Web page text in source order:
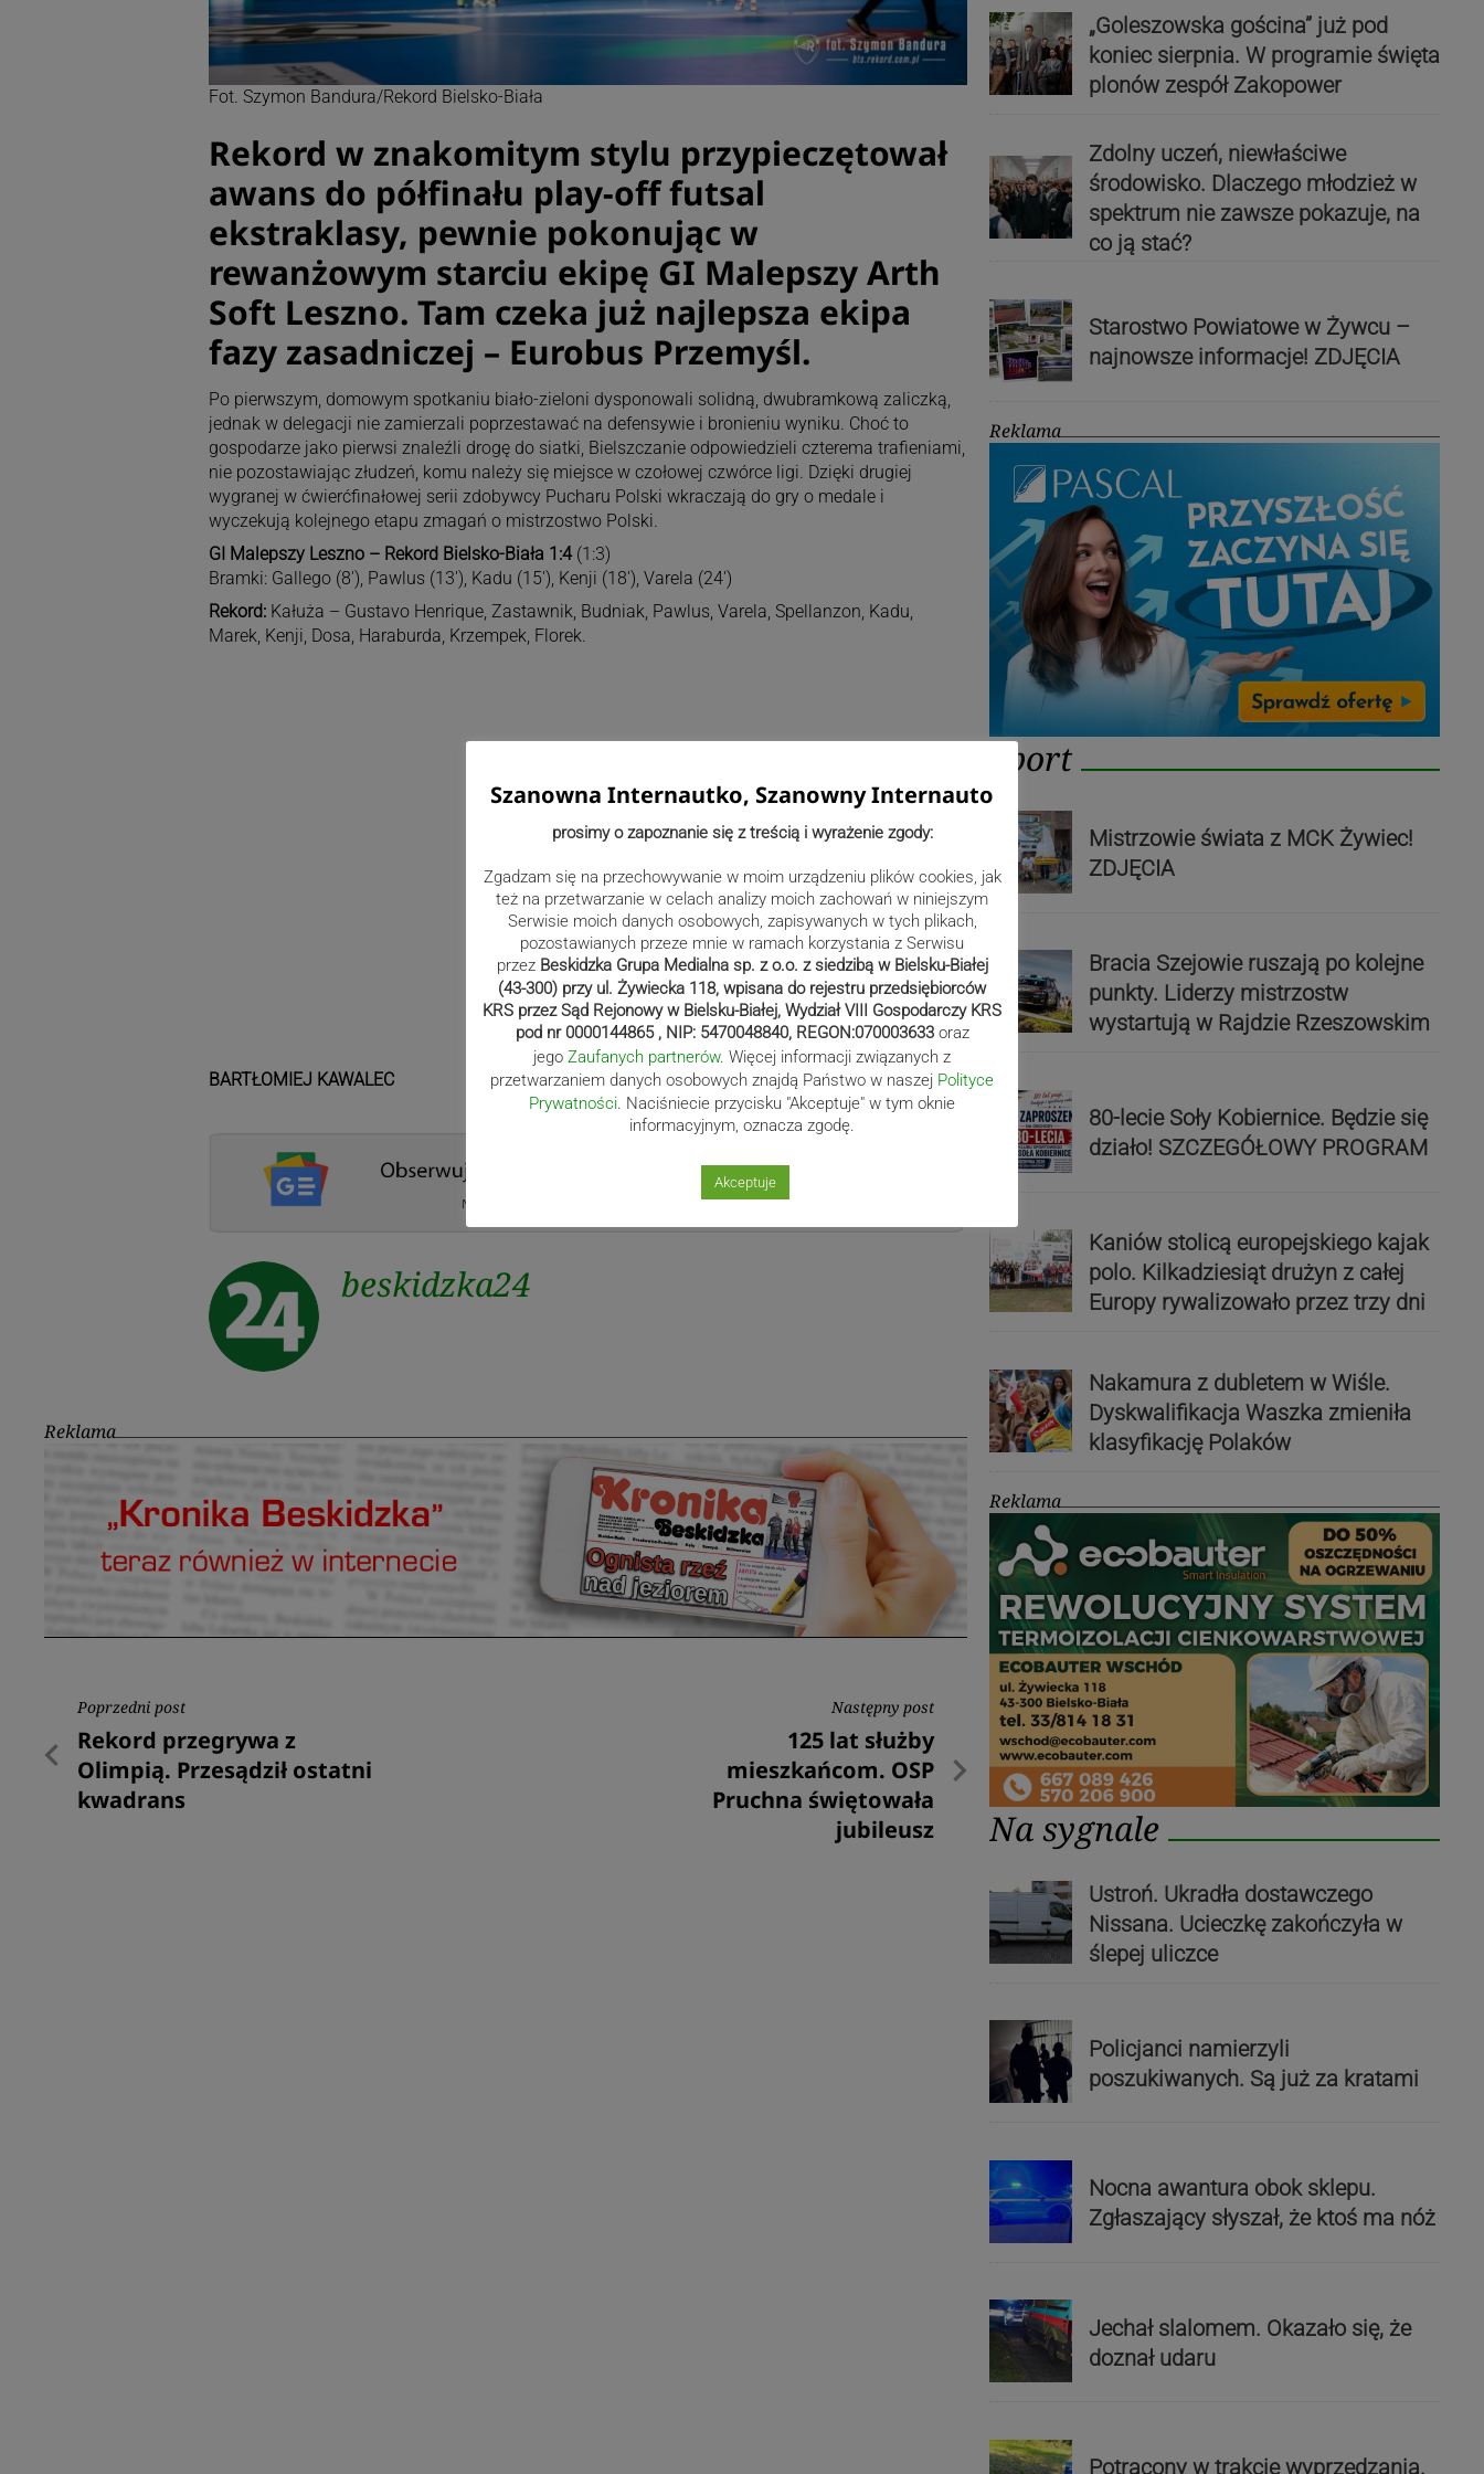
Fot. Szymon Bandura/Rekord Bielsko-Biała
Rekord w znakomitym stylu przypieczętował
awans do półfinału play-off futsal
ekstraklasy, pewnie pokonując w
rewanżowym starciu ekipę GI Malepszy Arth
Soft Leszno. Tam czeka już najlepsza ekipa
fazy zasadniczej – Eurobus Przemyśl.
Po pierwszym, domowym spotkaniu biało-zieloni dysponowali solidną, dwubramkową zaliczką,
jednak w delegacji nie zamierzali poprzestawać na defensywie i bronieniu wyniku. Choć to
gospodarze jako pierwsi znaleźli drogę do siatki, Bielszczanie odpowiedzieli czterema trafieniami,
nie pozostawiając złudzeń, komu należy się miejsce w czołowej czwórce ligi. Dzięki drugiej
wygranej w ćwierćfinałowej serii zdobywcy Pucharu Polski wkraczają do gry o medale i
wyczekują kolejnego etapu zmagań o mistrzostwo Polski.
GI Malepszy Leszno – Rekord Bielsko-Biała 1:4(1:3)
Bramki: Gallego (8′), Pawlus (13′), Kadu (15′), Kenji (18′), Varela (24′)
Rekord:Kałuża – Gustavo Henrique, Zastawnik, Budniak, Pawlus, Varela, Spellanzon, Kadu,
Marek, Kenji, Dosa, Haraburda, Krzempek, Florek.
BARTŁOMIEJ KAWALEC
beskidzka24
Reklama
Nawigacja
wpisu
Poprzedni post
Poprzedni
post
Rekord przegrywa z
Olimpią. Przesądził ostatni
kwadrans
Następny post
Następny
post
125 lat służby
mieszkańcom. OSP
Pruchna świętowała
jubileusz
„Goleszowska gościna” już pod
koniec sierpnia. W programie święta
plonów zespół Zakopower
Zdolny uczeń, niewłaściwe
środowisko. Dlaczego młodzież w
spektrum nie zawsze pokazuje, na
co ją stać?
Starostwo Powiatowe w Żywcu –
najnowsze informacje! ZDJĘCIA
Reklama
Sport
Mistrzowie świata z MCK Żywiec!
ZDJĘCIA
Bracia Szejowie ruszają po kolejne
punkty. Liderzy mistrzostw
wystartują w Rajdzie Rzeszowskim
80-lecie Soły Kobiernice. Będzie się
działo! SZCZEGÓŁOWY PROGRAM
Kaniów stolicą europejskiego kajak
polo. Kilkadziesiąt drużyn z całej
Europy rywalizowało przez trzy dni
Nakamura z dubletem w Wiśle.
Dyskwalifikacja Waszka zmieniła
klasyfikację Polaków
Reklama
Na sygnale
Ustroń. Ukradła dostawczego
Nissana. Ucieczkę zakończyła w
ślepej uliczce
Policjanci namierzyli
poszukiwanych. Są już za kratami
Nocna awantura obok sklepu.
Zgłaszający słyszał, że ktoś ma nóż
Jechał slalomem. Okazało się, że
doznał udaru
Potrącony w trakcie wyprzedzania.
Szanowna Internautko, Szanowny Internauto
prosimy o zapoznanie się z treścią i wyrażenie zgody:
Zgadzam się na przechowywanie w moim urządzeniu plików cookies, jak
też na przetwarzanie w celach analizy moich zachowań w niniejszym
Serwisie moich danych osobowych, zapisywanych w tych plikach,
pozostawianych przeze mnie w ramach korzystania z Serwisu
przez Beskidzka Grupa Medialna sp. z o.o. z siedzibą w Bielsku-Białej
(43-300) przy ul. Żywiecka 118, wpisana do rejestru przedsiębiorców
KRS przez Sąd Rejonowy w Bielsku-Białej, Wydział VIII Gospodarczy KRS
pod nr 0000144865 , NIP: 5470048840, REGON:070003633 oraz
jego Zaufanych partnerów. Więcej informacji związanych z
przetwarzaniem danych osobowych znajdą Państwo w naszej Polityce
Prywatności . Naciśniecie przycisku "Akceptuje" w tym oknie
informacyjnym, oznacza zgodę.
Akceptuje